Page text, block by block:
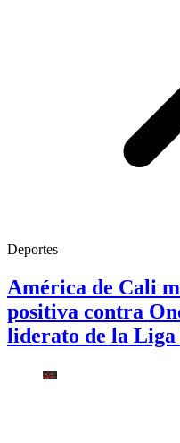
Deportes
América de Cali
positiva contra
liderato de la Liga